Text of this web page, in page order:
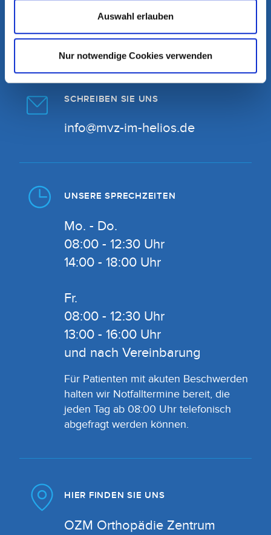
Auswahl erlauben
Nur notwendige Cookies verwenden
089 159277-0
Montag - Freitag von 07:30 - 19:00 Uhr
SCHREIBEN SIE UNS
info@mvz-im-helios.de
UNSERE SPRECHZEITEN
Mo. - Do.
08:00 - 12:30 Uhr
14:00 - 18:00 Uhr
Fr.
08:00 - 12:30 Uhr
13:00 - 16:00 Uhr
und nach Vereinbarung
Für Patienten mit akuten Beschwerden
halten wir Notfalltermine bereit, die
jeden Tag ab 08:00 Uhr telefonisch
abgefragt werden können.
HIER FINDEN SIE UNS
OZM Orthopädie Zentrum